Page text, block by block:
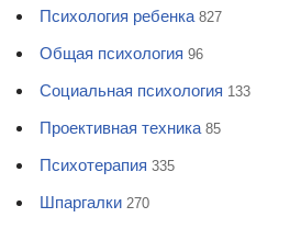
Психология ребенка 827
Общая психология 96
Социальная психология 133
Проективная техника 85
Психотерапия 335
Шпаргалки 270